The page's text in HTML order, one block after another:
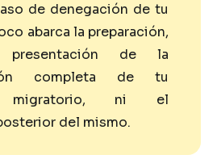
de denegación de tu
abarca la preparación,
de la
completa de tu
migratorio, ni el
del mismo.